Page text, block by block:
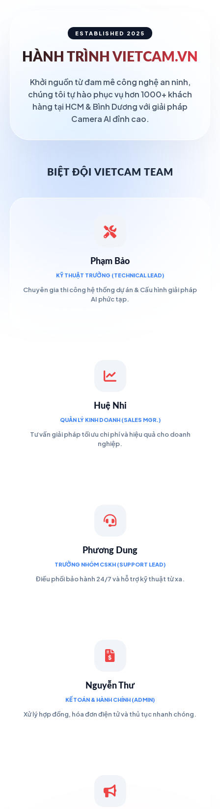
ESTABLISHED 2025
HÀNH TRÌNH VIETCAM.VN
Khởi nguồn từ đam mê công nghệ an ninh,
chúng tôi tự hào phục vụ hơn 1000+ khách
hàng tại HCM & Bình Dương với giải pháp
Camera AI đỉnh cao.
BIỆT ĐỘI VIETCAM TEAM
Phạm Bảo
KỸ THUẬT TRƯỞNG (TECHNICAL LEAD)
Chuyên gia thi công hệ thống dự án & Cấu hình giải pháp
AI phức tạp.
Huệ Nhi
QUẢN LÝ KINH DOANH (SALES MGR.)
Tư vấn giải pháp tối ưu chi phí và hiệu quả cho doanh
nghiệp.
Phương Dung
TRƯỞNG NHÓM CSKH (SUPPORT LEAD)
Điều phối bảo hành 24/7 và hỗ trợ kỹ thuật từ xa.
Nguyễn Thư
KẾ TOÁN & HÀNH CHÍNH (ADMIN)
Xử lý hợp đồng, hóa đơn điện tử và thủ tục nhanh chóng.